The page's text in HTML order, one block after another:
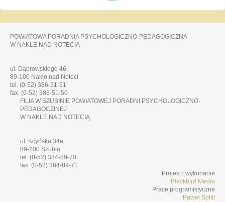
POWIATOWA PORADNIA PSYCHOLOGICZNO-PEDAGOGICZNA
W NAKLE NAD NOTECIĄ
ul. Dąbrowskiego 46
89-100 Nakło nad Noteci
tel. (0-52) 386-51-51
fax. (0-52) 386-51-50
FILIA W SZUBINIE POWIATOWEJ PORADNI PSYCHOLOGICZNO-
PEDAGOCZINEJ
W NAKLE NAD NOTECIĄ
ul. Kcyńska 34a
89-200 Szubin
tel. (0-52) 384-89-70
fax. (0-52) 384-89-71
Projekt i wykonanie
Blackbird Media
Prace programistyczne
Paweł Splitt